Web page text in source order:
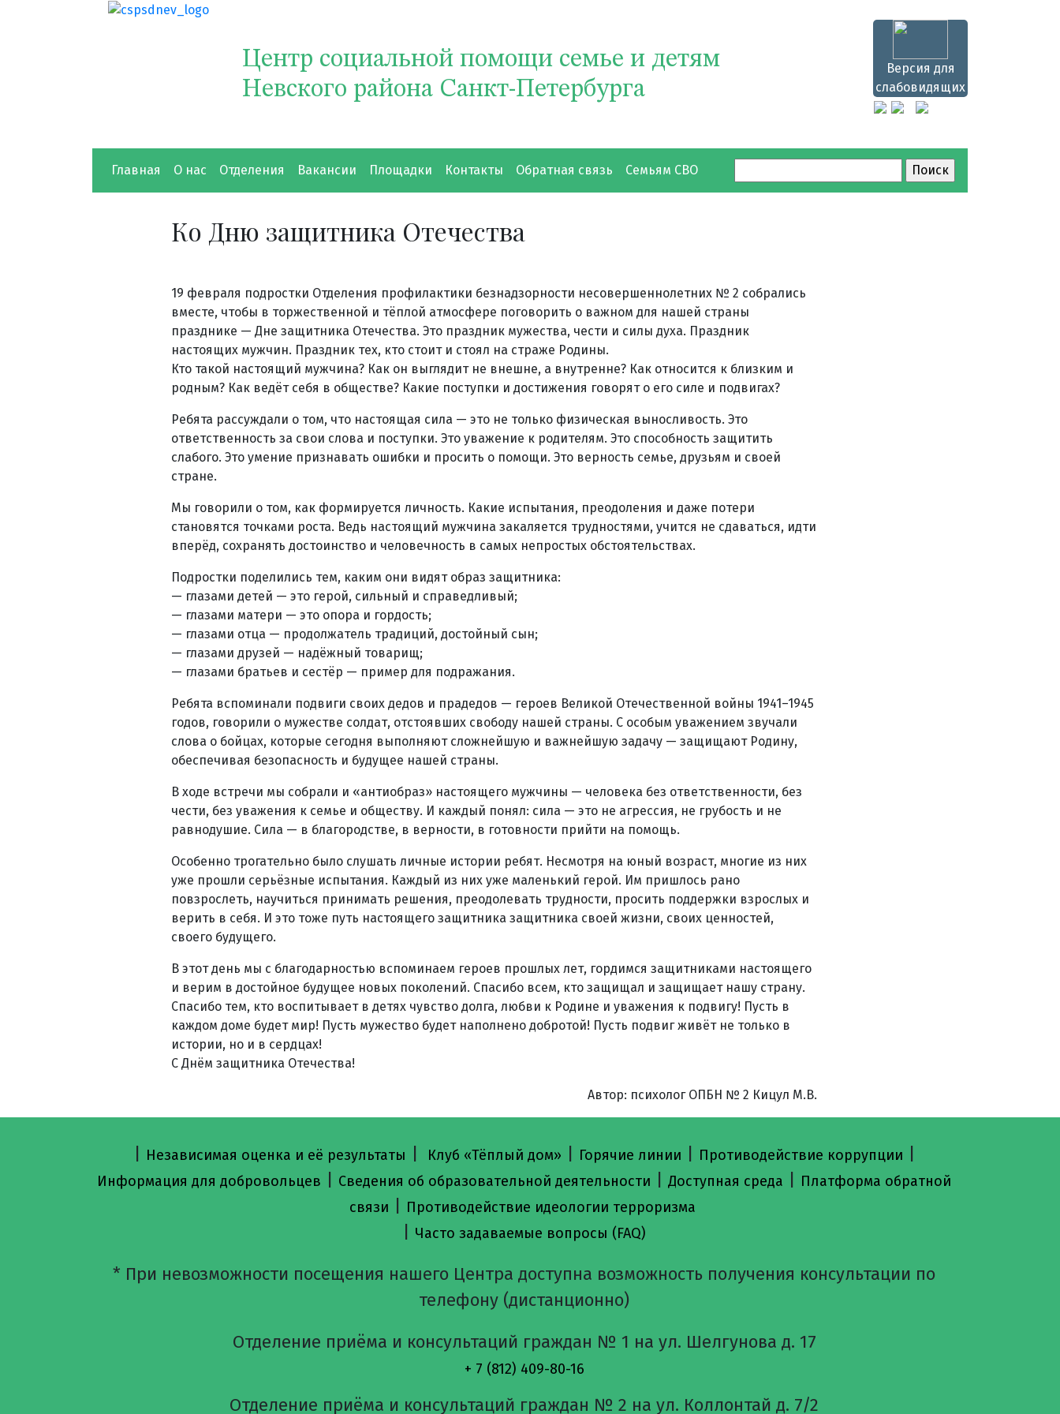
Центр социальной помощи семье и детям
Невского района Санкт-Петербурга
Версия для
слабовидящих
Главная О нас Отделения Вакансии Площадки Контакты Обратная связь Семьям СВО
Найти:
Ко Дню защитника Отечества
19 февраля подростки Отделения профилактики безнадзорности несовершеннолетних № 2 собрались
вместе, чтобы в торжественной и тёплой атмосфере поговорить о важном для нашей страны
празднике — Дне защитника Отечества. Это праздник мужества, чести и силы духа. Праздник
настоящих мужчин. Праздник тех, кто стоит и стоял на страже Родины.
Кто такой настоящий мужчина? Как он выглядит не внешне, а внутренне? Как относится к близким и
родным? Как ведёт себя в обществе? Какие поступки и достижения говорят о его силе и подвигах?
Ребята рассуждали о том, что настоящая сила — это не только физическая выносливость. Это
ответственность за свои слова и поступки. Это уважение к родителям. Это способность защитить
слабого. Это умение признавать ошибки и просить о помощи. Это верность семье, друзьям и своей
стране.
Мы говорили о том, как формируется личность. Какие испытания, преодоления и даже потери
становятся точками роста. Ведь настоящий мужчина закаляется трудностями, учится не сдаваться, идти
вперёд, сохранять достоинство и человечность в самых непростых обстоятельствах.
Подростки поделились тем, каким они видят образ защитника:
— глазами детей — это герой, сильный и справедливый;
— глазами матери — это опора и гордость;
— глазами отца — продолжатель традиций, достойный сын;
— глазами друзей — надёжный товарищ;
— глазами братьев и сестёр — пример для подражания.
Ребята вспоминали подвиги своих дедов и прадедов — героев Великой Отечественной войны 1941–1945
годов, говорили о мужестве солдат, отстоявших свободу нашей страны. С особым уважением звучали
слова о бойцах, которые сегодня выполняют сложнейшую и важнейшую задачу — защищают Родину,
обеспечивая безопасность и будущее нашей страны.
В ходе встречи мы собрали и «антиобраз» настоящего мужчины — человека без ответственности, без
чести, без уважения к семье и обществу. И каждый понял: сила — это не агрессия, не грубость и не
равнодушие. Сила — в благородстве, в верности, в готовности прийти на помощь.
Особенно трогательно было слушать личные истории ребят. Несмотря на юный возраст, многие из них
уже прошли серьёзные испытания. Каждый из них уже маленький герой. Им пришлось рано
повзрослеть, научиться принимать решения, преодолевать трудности, просить поддержки взрослых и
верить в себя. И это тоже путь настоящего защитника защитника своей жизни, своих ценностей,
своего будущего.
В этот день мы с благодарностью вспоминаем героев прошлых лет, гордимся защитниками настоящего
и верим в достойное будущее новых поколений. Спасибо всем, кто защищал и защищает нашу страну.
Спасибо тем, кто воспитывает в детях чувство долга, любви к Родине и уважения к подвигу! Пусть в
каждом доме будет мир! Пусть мужество будет наполнено добротой! Пусть подвиг живёт не только в
истории, но и в сердцах!
С Днём защитника Отечества!
Автор: психолог ОПБН № 2 Кицул М.В.
Независимая оценка и её результаты Клуб «Тёплый дом» Горячие линии Противодействие коррупции
Информация для добровольцев Сведения об образовательной деятельности Доступная среда
Платформа обратной
связи
Противодействие идеологии терроризма
Часто задаваемые вопросы (FAQ)
* При невозможности посещения нашего Центра доступна возможность получения консультации по
телефону (дистанционно)
Отделение приёма и консультаций граждан № 1 на ул. Шелгунова д. 17
+ 7 (812) 409-80-16
Отделение приёма и консультаций граждан № 2 на ул. Коллонтай д. 7/2